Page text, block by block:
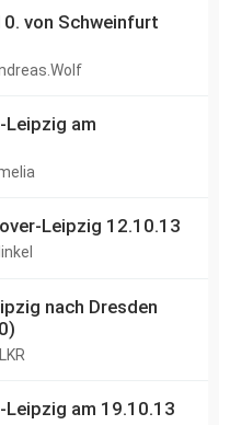
von Schweinfurt
am
Leipzig 12.10.13
nach Dresden
am 19.10.13